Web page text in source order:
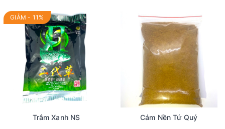
GIẢM - 11%
Trắm Xanh NS Cám Nền Tứ Quý